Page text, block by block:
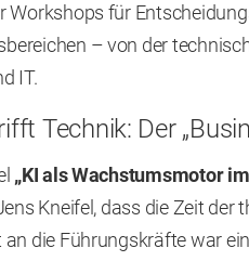
Workshops für
– von der
IT.
Technik: Der
„KI als Wachstumsmotor
Kneifel, dass die Zeit der
die Führungskräfte war